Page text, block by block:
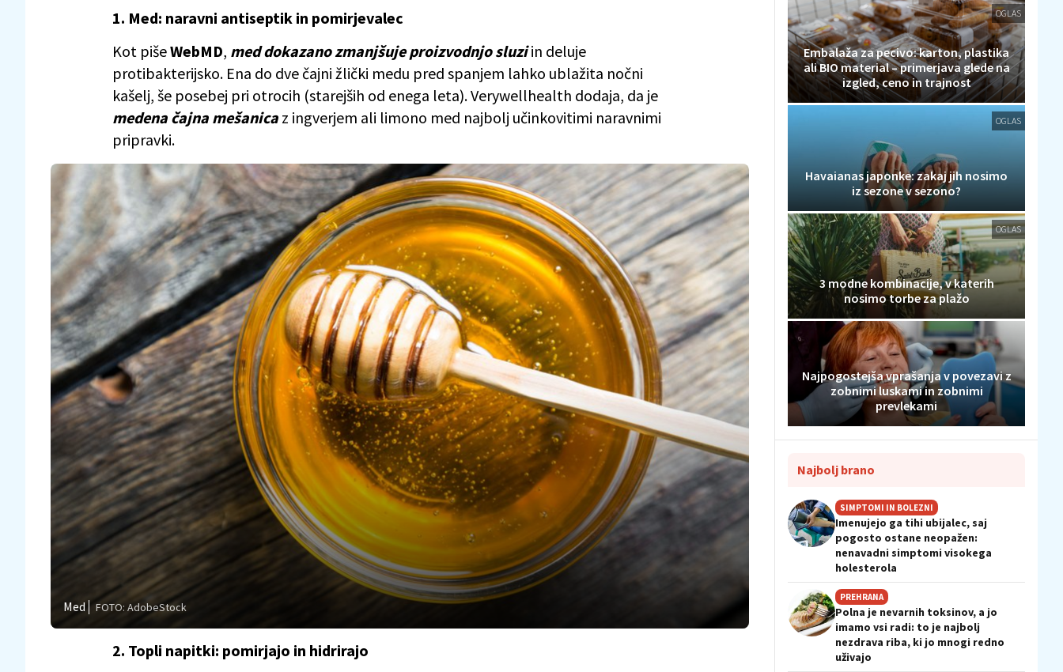
1. Med: naravni antiseptik in pomirjevalec
Kot pišeWebMD, med dokazano zmanjšuje proizvodnjo sluziin deluje
protibakterijsko. Ena do dve čajni žlički medu pred spanjem lahko ublažita nočni
kašelj, še posebej pri otrocih (starejših od enega leta). Verywellhealth dodaja, da je
medena čajna mešanica z ingverjem ali limono med najbolj učinkovitimi naravnimi
pripravki.
Med FOTO: AdobeStock
2. Topli napitki: pomirjajo in hidrirajo
OGLAS
Embalaža za pecivo: karton, plastika
ali BIO material – primerjava glede na
izgled, ceno in trajnost
OGLAS
Havaianas japonke: zakaj jih nosimo
iz sezone v sezono?
OGLAS
3 modne kombinacije, v katerih
nosimo torbe za plažo
Najpogostejša vprašanja v povezavi z
zobnimi luskami in zobnimi
prevlekami
Najbolj brano
SIMPTOMI IN BOLEZNI
Imenujejo ga tihi ubijalec, saj
pogosto ostane neopažen:
nenavadni simptomi visokega
holesterola
PREHRANA
Polna je nevarnih toksinov, a jo
imamo vsi radi: to je najbolj
nezdrava riba, ki jo mnogi redno
uživajo